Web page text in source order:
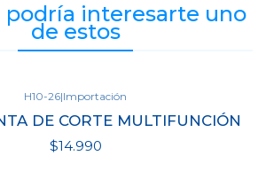
podría interesarte uno
de estos
H10-26|Importación
DE CORTE MULTIFUNCIÓN
$14.990